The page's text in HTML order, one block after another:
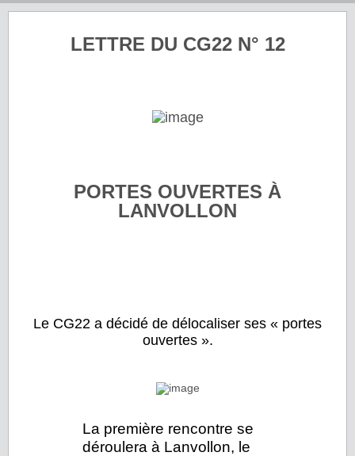
LETTRE DU CG22 N° 12
PORTES OUVERTES À
LANVOLLON
Le CG22 a décidé de délocaliser ses « portes
ouvertes ».
La première rencontre se
déroulera à Lanvollon, le